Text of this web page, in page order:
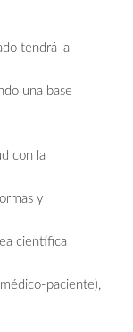
tendrá la
una base
con la
y
científica
paciente),